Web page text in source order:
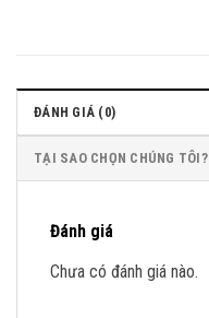
ĐÁNH GIÁ (0)
TẠI SAO CHỌN CHÚNG TÔI?
Đánh giá
Chưa có đánh giá nào.